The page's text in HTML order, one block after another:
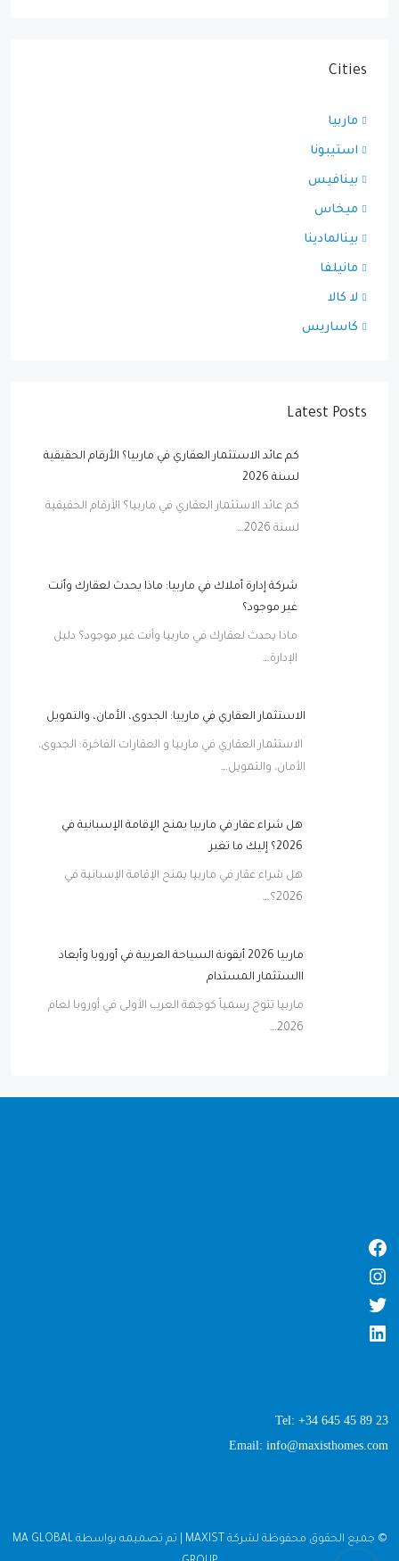
Cities
ماربيا
استيبونا
بينافيس
ميخاس
بينالمادينا
مانيلفا
لا كالا
كاساريس
Latest Posts
كم عائد الاستثمار العقاري في ماربيا؟ الأرقام الحقيقية
لسنة 2026
كم عائد الاستثمار العقاري في ماربيا؟ الأرقام الحقيقية
لسنة 2026…
شركة إدارة أملاك في ماربيا: ماذا يحدث لعقارك وأنت
غير موجود؟
ماذا يحدث لعقارك في ماربيا وأنت غير موجود؟ دليل
الإدارة…
الاستثمار العقاري في ماربيا: الجدوى، الأمان، والتمويل
الاستثمار العقاري في ماربيا و العقارات الفاخرة: الجدوى،
الأمان، والتمويل…
هل شراء عقار في ماربيا يمنح الإقامة الإسبانية في
2026؟ إليك ما تغير
هل شراء عقار في ماربيا يمنح الإقامة الإسبانية في
2026؟…
ماربيا 2026 أيقونة السياحة العربية في أوروبا وأبعاد
االستثمار المستدام
ماربيا تتوج رسمياً كوجهة العرب الأولى في أوروبا لعام
2026…
Tel: +34 645 45 89 23
Email: info@maxisthomes.com
© جميع الحقوق محفوظة لشركة MAXIST | تم تصميمه بواسطة MA GLOBAL